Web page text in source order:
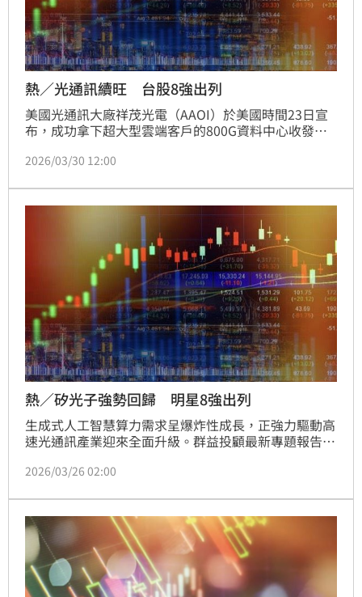
熱／光通訊續旺 台股8強出列
美國光通訊大廠祥茂光電（AAOI）於美國時間23日宣
布，成功拿下超大型雲端客戶的800G資料中心收發器
富投顧發布最新報告指出，隨著AAOI接單報捷，台灣
環宇-KY（4991）、全新（2455）、華星光
（4979）、穩懋（3105）等指標廠將迎來強勁動能，
而共同封裝光學（CPO）概念股如光聖（6442）、上
詮（3363）與波若威（3163）亦將直接受惠此波產業
2026/03/30 12:00
熱／矽光子強勢回歸 明星8強出列
生成式人工智慧算力需求呈爆炸性成長，正強力驅動高
速光通訊產業迎來全面升級。群益投顧最新專題報告指
成為二零二六年短線投資的核心主軸。在人工智慧基礎
機，主要受惠股包含負責核心元件的聯亞（3081）、
光環（3234）與華星光（4979），以及掌握模組耦合
與組裝測試關鍵技術的上詮（3363）、波若威
（3163）、聯鈞（3450）、眾達-KY（4977）與前鼎
（4908）等大廠。隨著全球伺服器網路頻寬需求翻
倍，這些指標企業的營運表現與接單動能將顯著受惠。
2026/03/26 02:00